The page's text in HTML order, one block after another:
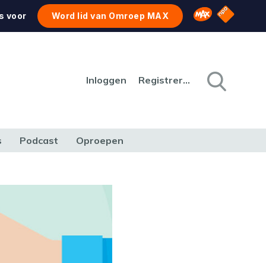
voor Word lid van Omroep MAX Omroep MAX
NPO
Inloggen Registreren
Podcast Oproepen